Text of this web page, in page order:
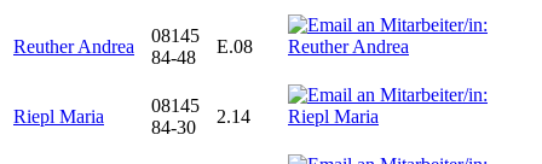
Reuther Andrea
08145
84-48
E.08
Riepl Maria
08145
84-30
2.14